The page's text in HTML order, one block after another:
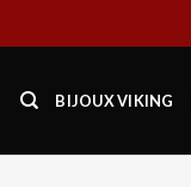
BIJOUX VIKING